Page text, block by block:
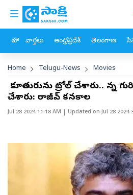
Skip to main content
custom menu
హోం వార్తలు ఆంధ్రప్రదేశ్ తెలంగాణ
Breadcrumb
Home Telugu-News Movies
నా కూతురును ట్రోల్‌ చేశారు.. నాన్న
చేశారు: రాజీవ్‌ కనకాల
Jul 28 2024 11:18 AM | Updated onJul 28 2024